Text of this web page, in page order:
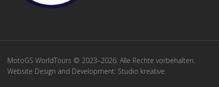
MotoGS WorldTours © 2023–2026. Alle Rechte vorbehalten.
Website Design and Development: Studio kreative